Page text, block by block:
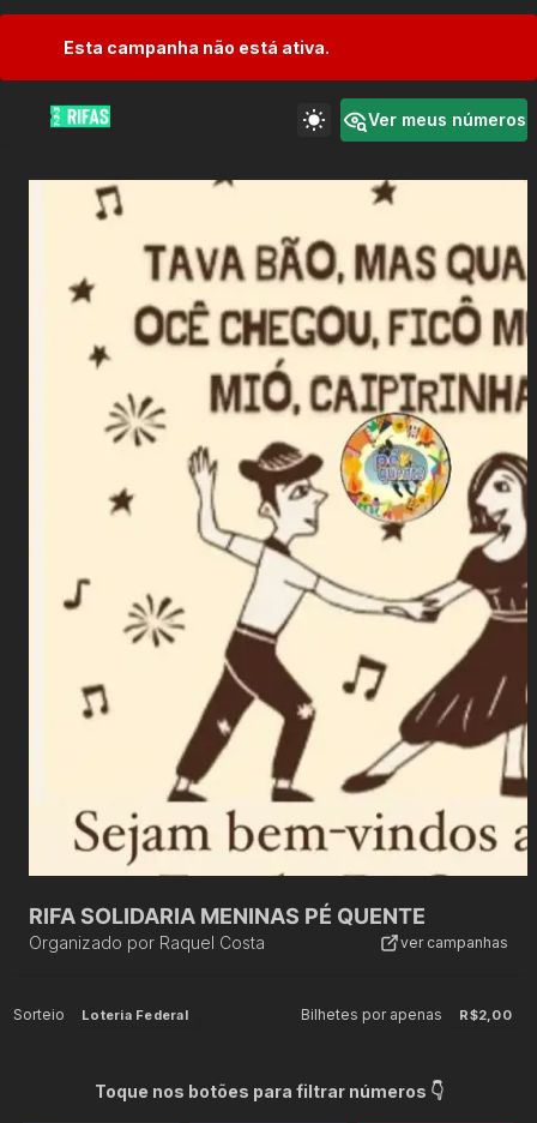
Esta campanha não está ativa.
Ver meus números
RIFA SOLIDARIA MENINAS PÉ QUENTE
Organizado por Raquel Costa ver campanhas
Sorteio Loteria Federal Bilhetes por apenas R$2,00
Toque nos botões para filtrar números 👇